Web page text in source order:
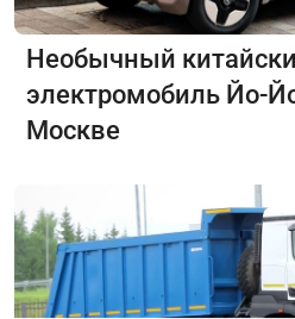
Необычный
электромобиль Йо-
Москве